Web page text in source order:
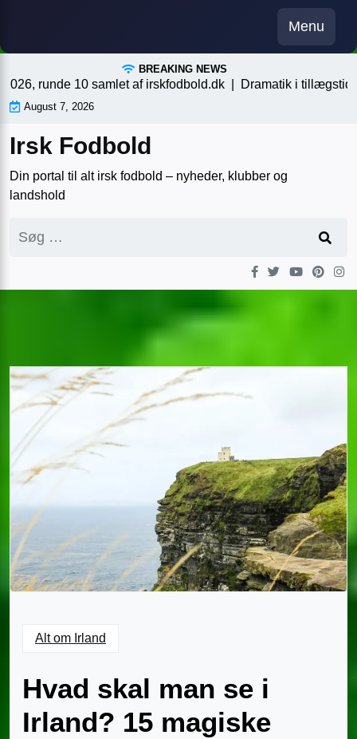
content
Menu
BREAKING NEWS
10 samlet af irskfodbold.dk |Dramatik i tillægstiden, en
August 7, 2026
Irsk Fodbold
Din portal til alt irsk fodbold – nyheder, klubber og
landshold
efter:
Alt om Irland
Hvad skal man se i
Irland? 15 magiske